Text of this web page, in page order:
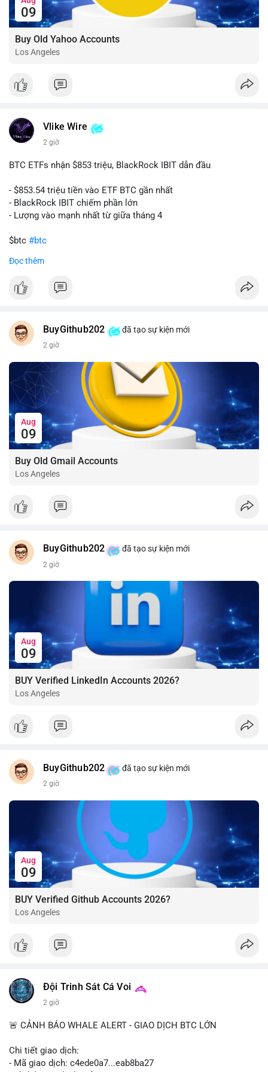
09
Buy Old Yahoo Accounts
Los Angeles
Vlike Wire
2 giờ
BTC ETFs nhận $853 triệu, BlackRock IBIT dẫn đầu
- $853.54 triệu tiền vào ETF BTC gần nhất
- BlackRock IBIT chiếm phần lớn
- Lượng vào mạnh nhất từ giữa tháng 4
$btc #btc
#vlikevn
📰 Nguồn: CoinDesk
Đọc thêm
BuyGithub202 đã tạo sự kiện mới
2 giờ
Aug
09
Buy Old Gmail Accounts
Los Angeles
BuyGithub202 đã tạo sự kiện mới
2 giờ
Aug
09
BUY Verified LinkedIn Accounts 2026?
Los Angeles
BuyGithub202 đã tạo sự kiện mới
2 giờ
Aug
09
BUY Verified Github Accounts 2026?
Los Angeles
Đội Trinh Sát Cá Voi
2 giờ
🚨 CẢNH BÁO WHALE ALERT - GIAO DỊCH BTC LỚN
Chi tiết giao dịch:
- Mã giao dịch: c4ede0a7...eab8ba27